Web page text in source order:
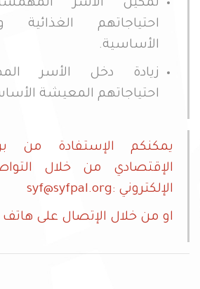
تمكين الأسر
احتياجاتهم الغذائية
الأساسية.
زيادة دخل الأسر
احتياجاتهم المعيشة
يمكنكم الإستفادة من
الإقتصادي من خلال
الإلكتروني :syf@syfpal.org
او من خلال الإتصال على هاتف رقم: